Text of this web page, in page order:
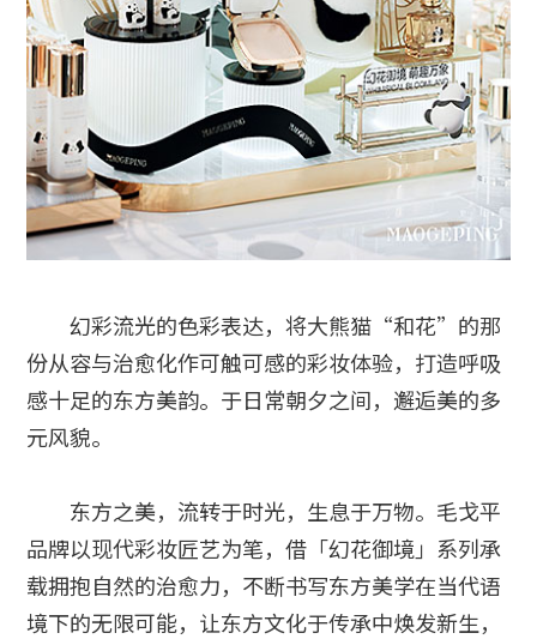
幻彩流光的色彩表达，将大熊猫“和花”的那
份从容与治愈化作可触可感的彩妆体验，打造呼吸
感十足的东方美韵。于日常朝夕之间，邂逅美的多
元风貌。
东方之美，流转于时光，生息于万物。毛戈平
品牌以现代彩妆匠艺为笔，借「幻花御境」系列承
载拥抱自然的治愈力，不断书写东方美学在当代语
境下的无限可能，让东方文化于传承中焕发新生，